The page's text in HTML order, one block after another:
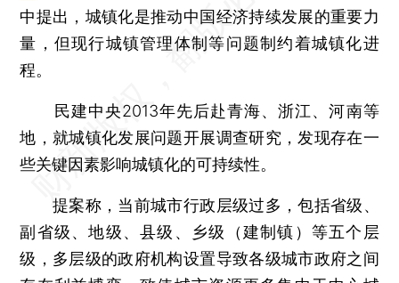
中提出，城镇化是推动中国经济持续发展的重要力
量，但现行城镇管理体制等问题制约着城镇化进
程。
民建中央2013年先后赴青海、浙江、河南等
地，就城镇化发展问题开展调查研究，发现存在一
些关键因素影响城镇化的可持续性。
提案称，当前城市行政层级过多，包括省级、
副省级、地级、县级、乡级（建制镇）等五个层
级，多层级的政府机构设置导致各级城市政府之间